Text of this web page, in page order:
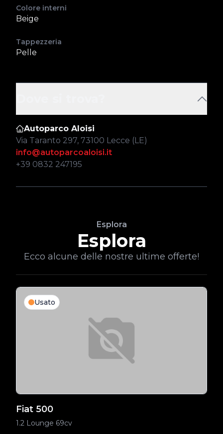
Colore interni
Beige
Tappezzeria
Pelle
Autoparco Aloisi
Via Taranto 297, 73100 Lecce (LE)
info@autoparcoaloisi.it
+39 0832 247195
Esplora
Esplora
Ecco alcune delle nostre ultime offerte!
Usato
Fiat 500
1.2 Lounge 69cv